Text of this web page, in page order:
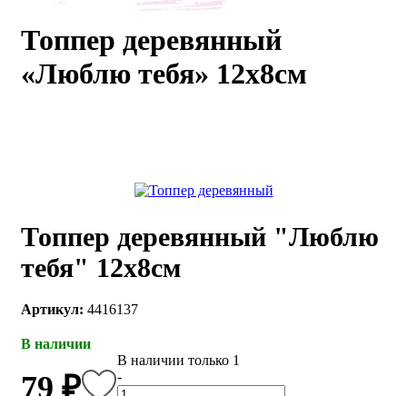
Мастер-
классы
Топпер деревянный
«Люблю тебя» 12х8см
Топпер деревянный "Люблю
тебя" 12х8см
Артикул: 4416137
В наличии
79 ₽
В наличии только 1
-